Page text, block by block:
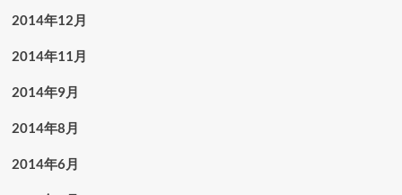
2014年12月
2014年11月
2014年9月
2014年8月
2014年6月